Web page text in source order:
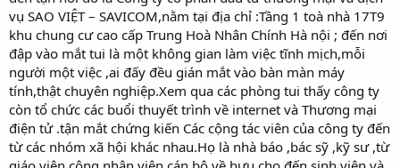
vụ SAO VIỆT – SAVICOM,nằm tại địa chỉ :Tầng 1 toà nhà 17T9
khu chung cư cao cấp Trung Hoà Nhân Chính Hà nội ; đến nơi
đập vào mắt tui là một không gian làm việc tĩnh mịch,mỗi
người một việc ,ai đấy đều gián mắt vào bàn màn máy
tính,thật chuyên nghiệp.Xem qua các phòng tui thấy công ty
còn tổ chức các buổi thuyết trình về internet và Thương mại
điện tử .tận mắt chứng kiến Các cộng tác viên của công ty đến
từ các nhóm xã hội khác nhau.Họ là nhà báo ,bác sỹ ,kỹ sư ,từ